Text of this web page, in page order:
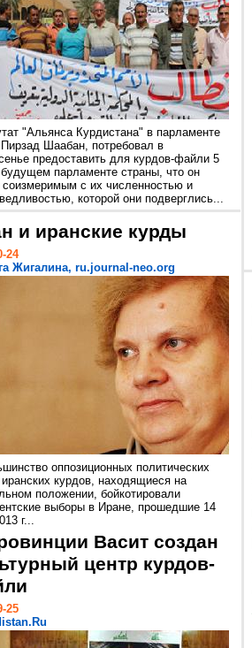
"Альянса Курдистана" в парламенте
Шаабан, потребовал в
предоставить для курдов-файли 5
парламенте страны, что он
соизмеримым с их численностью и
которой они подверглись...
и иранские курды
24
Жигалина, ru.journal-neo.org
оппозиционных политических
иранских курдов, находящиеся на
положении, бойкотировали
выборы в Иране, прошедшие 14
г...
Васит создан
центр курдов-
25